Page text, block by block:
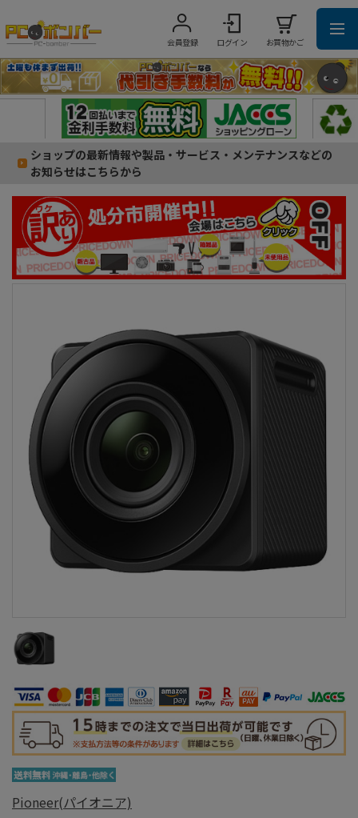
会員登録 ログイン お買物かご
ショップの最新情報や製品・サービス・メンテナンスなどの
お知らせはこちらから
Pioneer(パイオニア)